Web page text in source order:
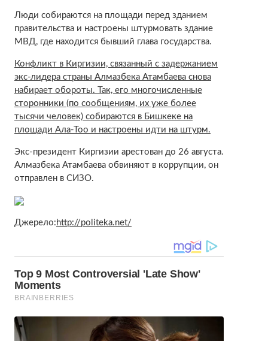
Люди собираются на площади перед зданием
правительства и настроены штурмовать здание
МВД, где находится бывший глава государства.
Конфликт в Киргизии, связанный с задержанием
экс-лидера страны Алмазбека Атамбаева снова
набирает обороты. Так, его многочисленные
сторонники (по сообщениям, их уже более
тысячи человек) собираются в Бишкеке на
площади Ала-Тоо и настроены идти на штурм.
Экс-президент Киргизии арестован до 26 августа.
Алмазбека Атамбаева обвиняют в коррупции, он
отправлен в СИЗО.
Джерело: http://politeka.net/